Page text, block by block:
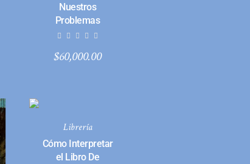
Nuestros
Problemas
$60,000.00
Librería
Cómo Interpretar
el Libro De